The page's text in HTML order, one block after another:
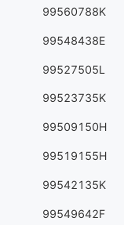
99560788K
99548438E
99527505L
99523735K
99509150H
99519155H
99542135K
99549642F